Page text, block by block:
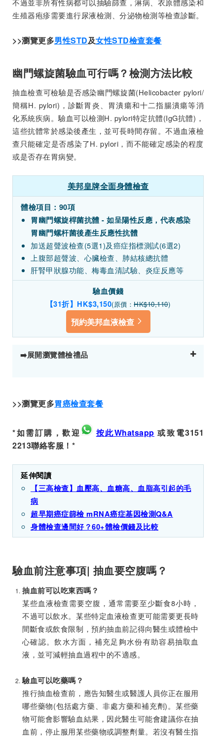
生殖器疱疹需要進行尿液檢測、分泌物檢測等檢查診斷。
>>瀏覽更多男性STD及女性STD檢查套餐
幽門螺旋菌驗血可行嗎？檢測方法比較
抽血檢查可檢驗是否感染幽門螺旋菌(Helicobacter pylori/
簡稱H. pylori)，診斷胃炎、胃潰瘍和十二指腸潰瘍等消
化系統疾病。驗血可以檢測H. pylori特定抗體(IgG抗體)，
這些抗體常於感染後產生，並可長時間存留。不過血液檢
查只能確定是否感染了H. pylori，而不能確定感染的程度
或是否存在胃病變。
美邦皇牌全面身體檢查
體檢項目：90項
胃幽門螺旋桿菌抗體 - 如呈陽性反應，代表感染
胃幽門螺杆菌後產生反應性抗體
加送超聲波檢查(5選1)及癌症指標測試(6選2)
上腹部超聲波、心臟檢查、肺結核總抗體
肝腎甲狀腺功能、梅毒血清試驗、炎症反應等
驗血價錢
【31折】HK$3,150(原價：HK$10,110)
預約美邦血液檢查
➡️展開瀏覽體檢禮品
>>瀏覽更多胃癌檢查套餐
*如需訂購，歡迎 按此Whatsapp 或致電3151
2213聯絡客服！*
延伸閱讀
【三高檢查】血壓高、血糖高、血脂高引起的毛
病
超早期癌症篩檢 mRNA癌症基因檢測Q&A
身體檢查邊間好？60+體檢價錢及比較
驗血前注意事項| 抽血要空腹嗎？
抽血前可以吃東西嗎？
某些血液檢查需要空腹，通常需要至少斷食8小時，
不過可以飲水。某些特定血液檢查更可能需要更長時
間斷食或飲食限制，預約抽血前記得向醫生或體檢中
心確認。飲水方面，補充足夠水份有助容易抽取血
液，並可減輕抽血過程中的不適感。
驗血可以吃藥嗎？
推行抽血檢查前，應告知醫生或醫護人員你正在服用
哪些藥物(包括處方藥、非處方藥和補充劑)。某些藥
物可能會影響驗血結果，因此醫生可能會建議你在抽
血前，停止服用某些藥物或調整劑量。若沒有醫生指